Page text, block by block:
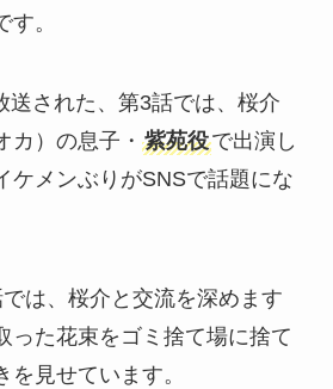
。
送された、第3話では、桜介
カ）の息子・ 紫苑役で出演し
ケメンぶりがSNSで話題にな
は、桜介と交流を深めます
った花束をゴミ捨て場に捨て
を見せています。